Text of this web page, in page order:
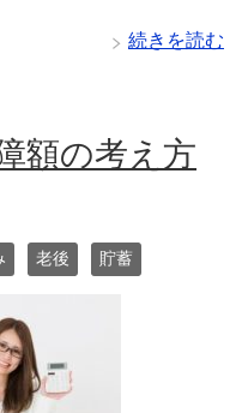
続きを読む
額の考え方
老後 貯蓄